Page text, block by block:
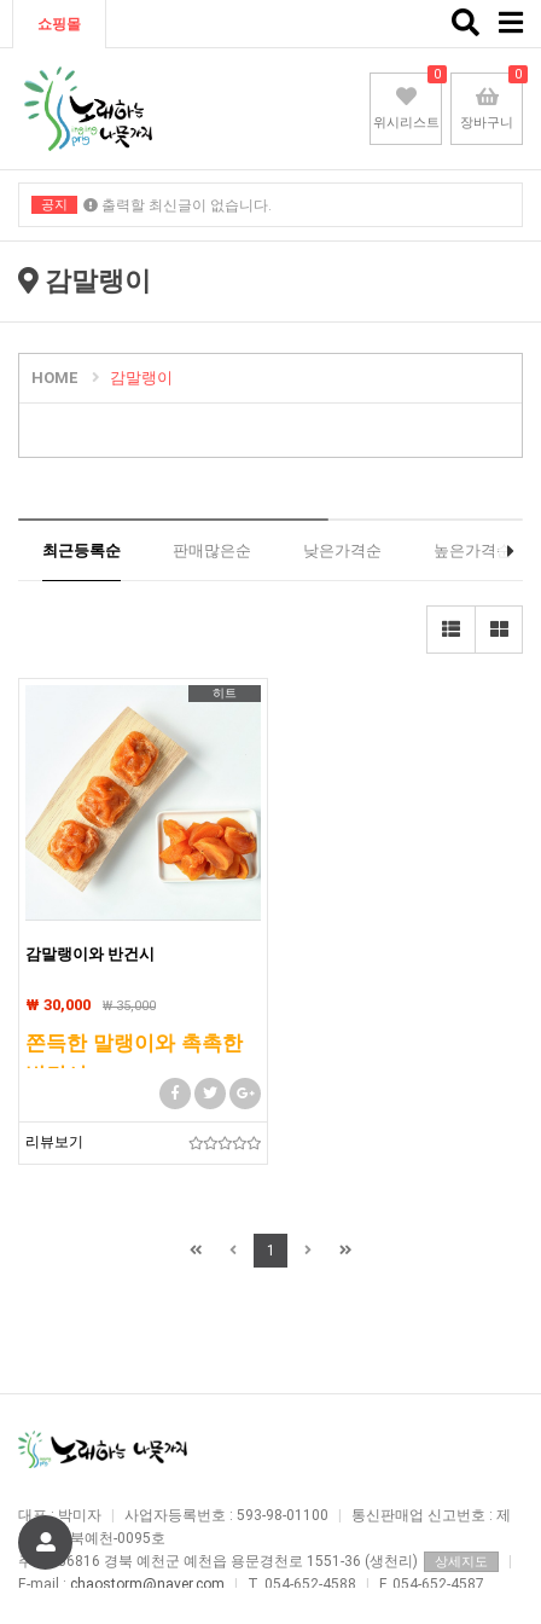
쇼핑몰
Toggle
위시리스트
0
장바구니
0
공지 출력할 최신글이 없습니다.
감말랭이
HOME 감말랭이
최근등록순 판매많은순 낮은가격순 높은가격순
히트
감말랭이와 반건시
₩ 30,000 ₩35,000
쫀득한 말랭이와 촉촉한
반건시
리뷰보기
1
대표 : 박미자 사업자등록번호 : 593-98-01100
통신판매업 신고번호 : 제
2020-경북예천-0095호
주소 : 36816 경북 예천군 예천읍 용문경천로 1551-36 (생천리)
상세지도
E-mail : chaostorm@naver,com | T. 054-652-4588 | F. 054-652-4587